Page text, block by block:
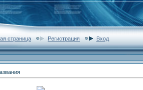
страница Регистрация Вход